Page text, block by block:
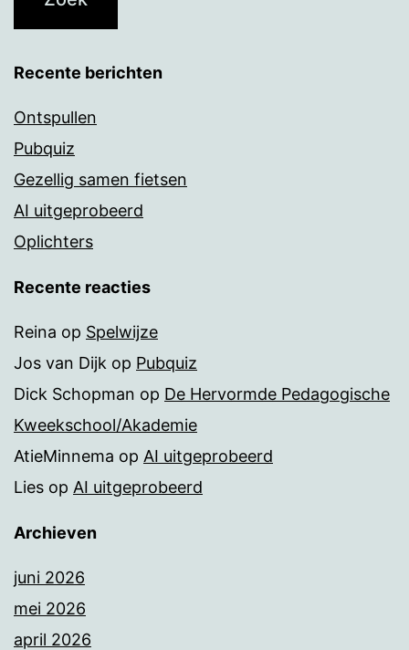
Recente berichten
Ontspullen
Pubquiz
Gezellig samen fietsen
AI uitgeprobeerd
Oplichters
Recente reacties
Reina op Spelwijze
Jos van Dijk op Pubquiz
Dick Schopman op De Hervormde Pedagogische
Kweekschool/Akademie
AtieMinnema op AI uitgeprobeerd
Lies op AI uitgeprobeerd
Archieven
juni 2026
mei 2026
april 2026